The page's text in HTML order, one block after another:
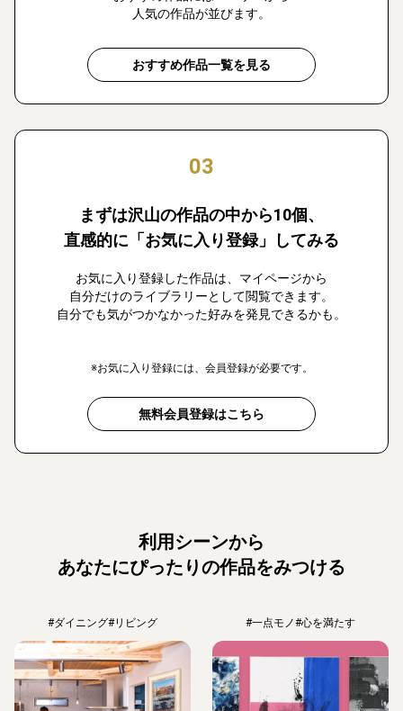
人気の作品が並びます。
おすすめ作品一覧を見る
03
まずは沢山の作品の中から10個、
直感的に「お気に入り登録」してみる
お気に入り登録した作品は、マイページから
自分だけのライブラリーとして閲覧できます。
自分でも気がつかなかった好みを発見できるかも。
※お気に入り登録には、会員登録が必要です。
無料会員登録はこちら
利用シーンから
あなたにぴったりの作品をみつける
#ダイニング#リビング #一点モノ#心を満たす